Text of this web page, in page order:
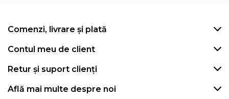
Comenzi, livrare și plată
Contul meu de client
Retur și suport clienți
Află mai multe despre noi